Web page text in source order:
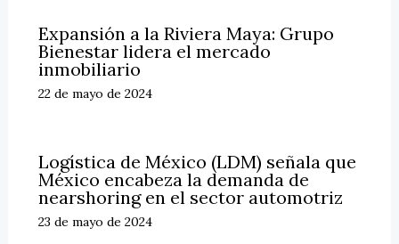
Expansión a la Riviera Maya: Grupo
Bienestar lidera el mercado
inmobiliario
22 de mayo de 2024
Logística de México (LDM) señala que
México encabeza la demanda de
nearshoring en el sector automotriz
23 de mayo de 2024